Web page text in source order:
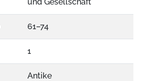
61–74
1
Antike